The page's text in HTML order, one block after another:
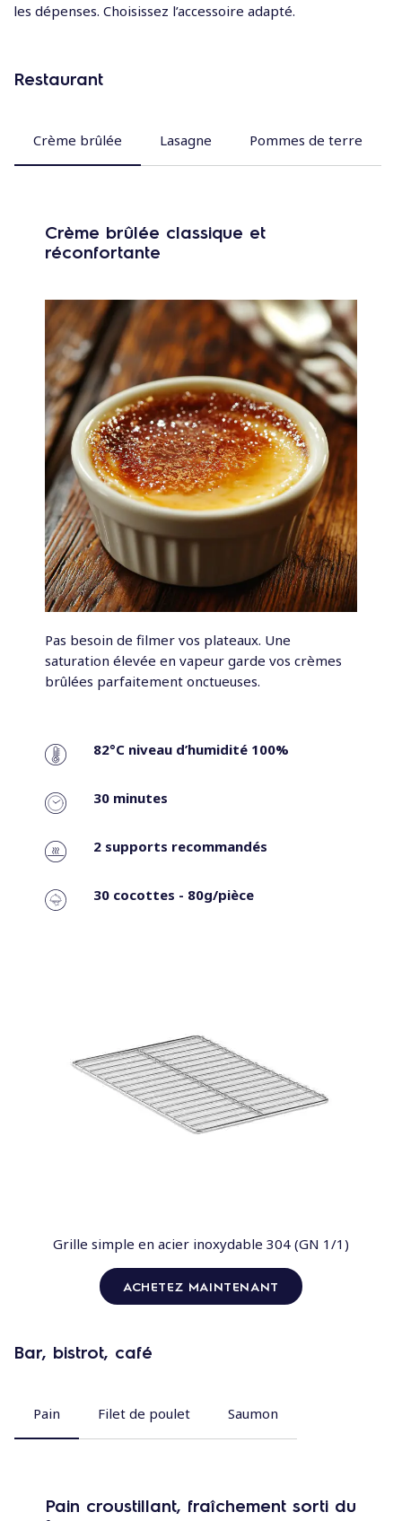
les dépenses. Choisissez l’accessoire adapté.
Restaurant
Crème brûlée Lasagne Pommes de terre
Crème brûlée classique et
réconfortante
Pas besoin de filmer vos plateaux. Une
saturation élevée en vapeur garde vos crèmes
brûlées parfaitement onctueuses.
82°C niveau d’humidité 100%
30 minutes
2 supports recommandés
30 cocottes - 80g/pièce
Grille simple en acier inoxydable 304 (GN 1/1)
ACHETEZ MAINTENANT
Bar, bistrot, café
Pain Filet de poulet Saumon
Pain croustillant, fraîchement sorti du